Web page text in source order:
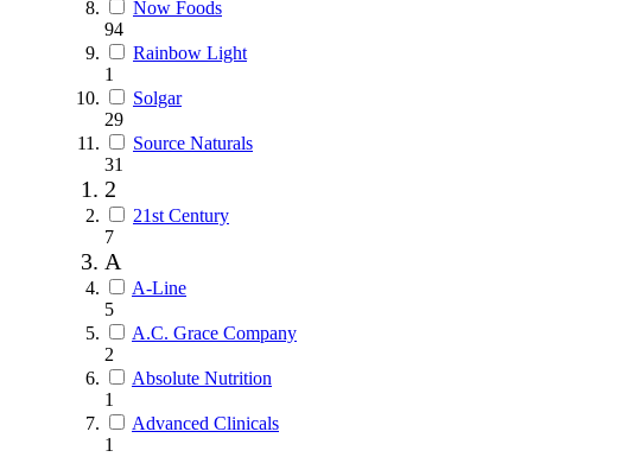
Now Foods
94
Rainbow Light
1
Solgar
29
Source Naturals
31
2
21st Century
7
A
A-Line
5
A.C. Grace Company
2
Absolute Nutrition
1
Advanced Clinicals
1